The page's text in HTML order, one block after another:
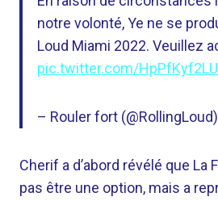
notre volonté, Ye ne se
Loud Miami 2022. Veuillez
pic.twitter.com/HpPfKyf2LU
– Rouler fort (@RollingLoud)
Cherif a d’abord révélé que La
pas être une option, mais a